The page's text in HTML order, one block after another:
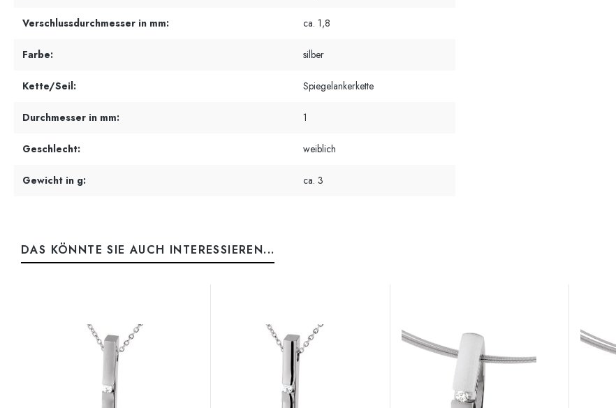
Verschlussdurchmesser in mm: ca. 1,8
Farbe: silber
Kette/Seil: Spiegelankerkette
Durchmesser in mm: 1
Geschlecht: weiblich
Gewicht in g: ca. 3
DAS KÖNNTE SIE AUCH INTERESSIEREN...